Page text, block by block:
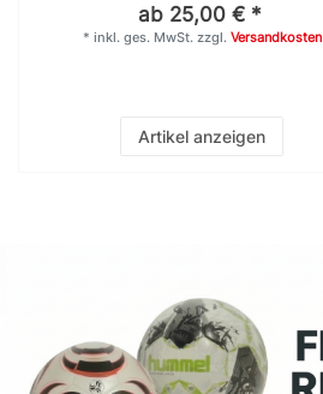
ab 25,00 € *
Artikel anzeigen
* inkl. ges. MwSt.zzgl. Versandkosten